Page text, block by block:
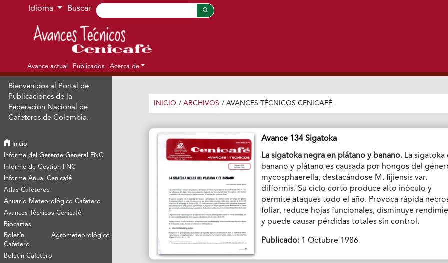
Ir al menú de navegación principal
Ir al contenido principal
Ir al pie de página del sitio
Idioma Buscar
Avance actual Publicados Acerca de
Bienvenidos al Portal de
Publicaciones de la
Federación Nacional de
Cafeteros de Colombia.
Inicio
Informe del Gerente General FNC
Informe de Gestión FNC
Informe Anual Cenicafé
Atlas Cafeteros
Anuario Meteorológico Cafetero
Avances Técnicos Cenicafé
Biocartas
Boletín Agrometeorológico
Cafetero
Boletín Cafetero
INICIO / ARCHIVOS / AVANCES TÉCNICOS CENICAFÉ
Avance 134 Sigatoka
La sigatoka negra en plátano y banano. La sigatoka
banano y plátano es causada por hongos del
mycosphaerella, destacándose M. fijiensis var.
difformis. Su ciclo corto produce alto inóculo y
permite ataques todo el año. Provoca rápida
foliar, reduce hojas funcionales, disminuye
y puede causar pérdidas totales sin control.
Publicado: 1 Octubre 1986